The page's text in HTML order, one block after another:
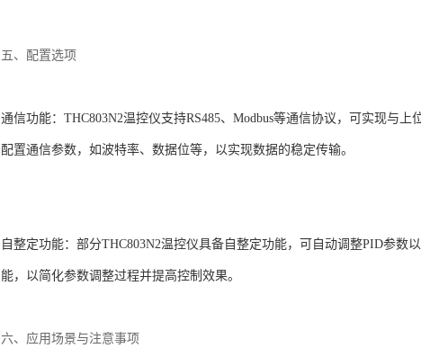
五、配置选项
通信功能：THC803N2温控仪支持RS485、Modbus等通信协议，可实现与
配置通信参数，如波特率、数据位等，以实现数据的稳定传输。
自整定功能：部分THC803N2温控仪具备自整定功能，可自动调整PID参
能，以简化参数调整过程并提高控制效果。
六、应用场景与注意事项